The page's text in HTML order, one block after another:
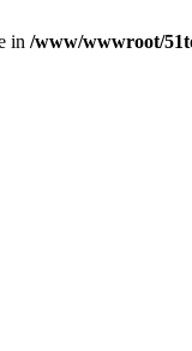
in /www/wwwroot/